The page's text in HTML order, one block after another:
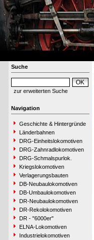
Suche
zur erweiterten Suche
Navigation
Geschichte & Hintergründe
Länderbahnen
DRG-Einheitslokomotiven
DRG-Zahnradlokomotiven
DRG-Schmalspurlok.
Kriegslokomotiven
Verlagerungsbauten
DB-Neubaulokomotiven
DB-Umbaulokomotiven
DR-Neubaulokomotiven
DR-Rekolokomotiven
DR - "6000er"
ELNA-Lokomotiven
Industrielokomotiven